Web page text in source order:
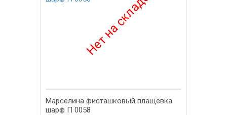
Марселина фисташковый плащевка
шарф П 0058